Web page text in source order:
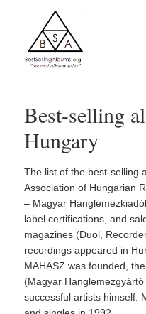
Best-selling
Hungary
The list of the best-selling
Association of Hungarian
– Magyar
label certifications, and
magazines (Duol,
recordings appeared in
MAHASZ was founded,
(Magyar
successful artists himself.